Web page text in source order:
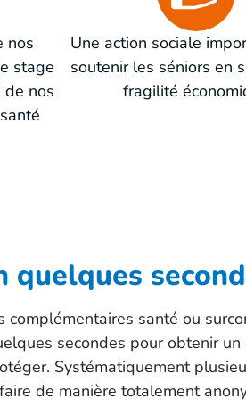
nos
stage
de nos
Une action sociale
soutenir les séniors en
fragilité
complémentaires santé ou
secondes pour obtenir
Systématiquement
de manière totalement